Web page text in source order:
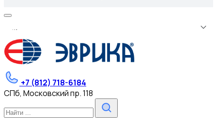
...
+7 (812) 718-6184
СПб, Московский пр. 118